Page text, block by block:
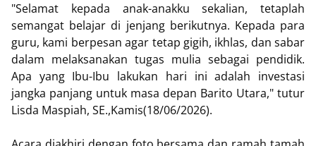
"Selamat kepada anak-anakku sekalian, tetaplah
semangat belajar di jenjang berikutnya. Kepada para
guru, kami berpesan agar tetap gigih, ikhlas, dan sabar
dalam melaksanakan tugas mulia sebagai pendidik.
Apa yang Ibu-Ibu lakukan hari ini adalah investasi
jangka panjang untuk masa depan Barito Utara," tutur
Lisda Maspiah, SE.,Kamis(18/06/2026).